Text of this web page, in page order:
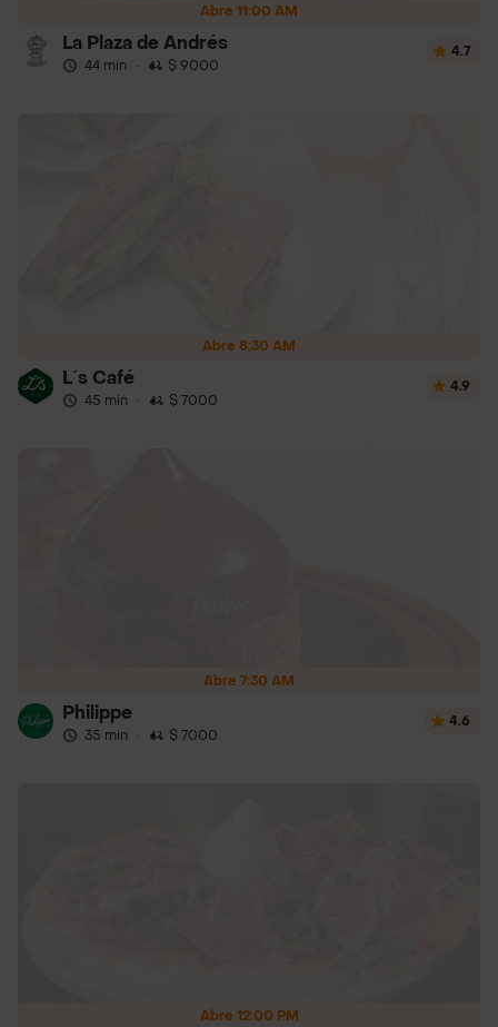
Abre 11:00 AM
La Plaza de Andrés
44 min · $ 9000
4.7
Abre 8:30 AM
L´s Café
45 min · $ 7000
4.9
Abre 7:30 AM
Philippe
35 min · $ 7000
4.6
Abre 12:00 PM